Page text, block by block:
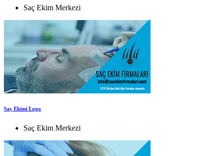
Saç Ekim Merkezi
Saç Ekimi Logo
Saç Ekim Merkezi